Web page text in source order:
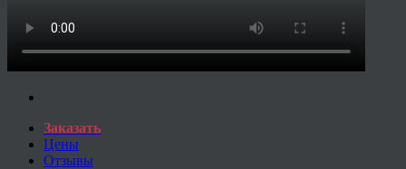
Заказать
Цены
Отзывы